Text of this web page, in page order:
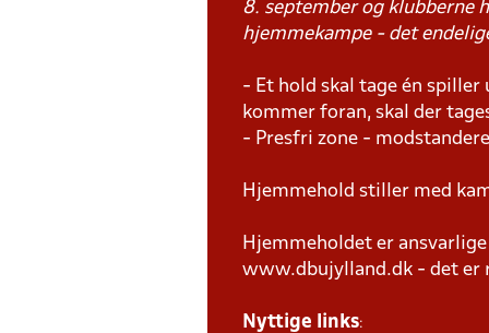
8. september og klubberne
hjemmekampe - det
- Et hold skal tage én
kommer foran, skal der
- Presfri zone -
Hjemmehold stiller med
Hjemmeholdet er
www.dbujylland.dk - det er
Nyttige links: